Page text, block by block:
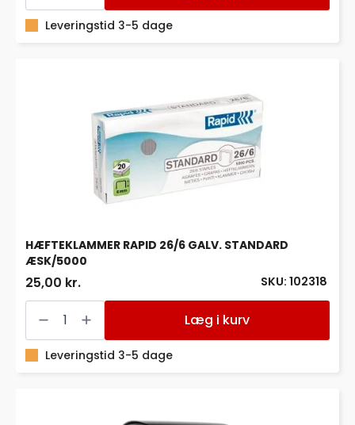
STRONG
ÆSK/1000STK
Leveringstid 3-5 dage
SKU: 102318
HÆFTEKLAMMER RAPID 26/6 GALV. STANDARD
ÆSK/5000
25,00 kr.
HÆFTEKLAMMER
RAPID
GALV.
STANDARD
ÆSK/5000
Læg i kurv
Leveringstid 3-5 dage